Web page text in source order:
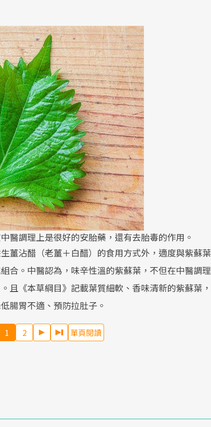
醫調理上是很好的安胎藥，還有去胎毒的作用。
薑沾醋（老薑＋白醋）的食用方式外，適度與紫蘇葉
合。中醫認為，味辛性溫的紫蘇葉，不但在中醫調理
且《本草綱目》記載葉質細軟、香味清新的紫蘇葉，
腸胃不適、預防拉肚子。
1 2 單頁閱讀